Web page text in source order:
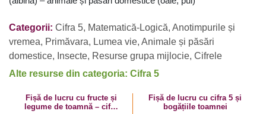
Categorii: Cifra 5, Matematică-Logică, Anotimpurile și
vremea, Primăvara, Lumea vie, Animale și păsări
domestice, Insecte, Resurse grupa mijlocie, Cifrele
Alte resurse din categoria: Cifra 5
Fișă de lucru cu fructe și
legume de toamnă – cifra
Fișă de lucru cu cifra 5 și
bogățiile toamnei